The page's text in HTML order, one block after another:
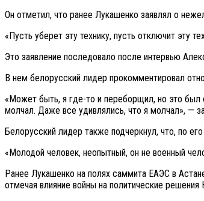
Он отметил, что ранее Лукашенко заявлял о
«Пусть уберет эту технику, пусть отключит эту
Это заявление последовало после интервью
В нем белорусский лидер прокомментировал
«Может быть, я где-то и переборщил, но это был
молчал. Даже все удивлялись, что я молчал», —
Белорусский лидер также подчеркнул, что, по
«Молодой человек, неопытный, он не военный
Ранее Лукашенко на полях саммита ЕАЭС в
отмечая влияние войны на политические решения